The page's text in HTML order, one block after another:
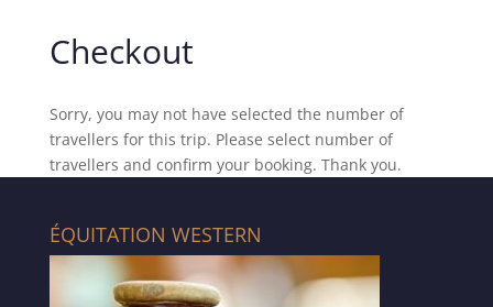
Checkout
Sorry, you may not have selected the number of
travellers for this trip. Please select number of
travellers and confirm your booking. Thank you.
ÉQUITATION WESTERN